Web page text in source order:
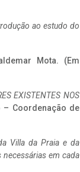
ao estudo do
Mota. (Em
EXISTENTES NOS
– Coordenação de
Villa da Praia e da
em cada